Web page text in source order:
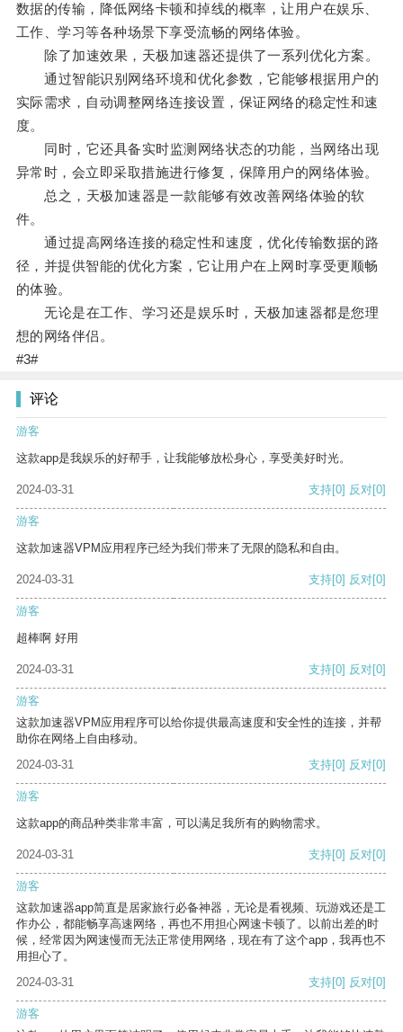
数据的传输，降低网络卡顿和掉线的概率，让用户在娱乐、
工作、学习等各种场景下享受流畅的网络体验。
除了加速效果，天极加速器还提供了一系列优化方案。
通过智能识别网络环境和优化参数，它能够根据用户的
实际需求，自动调整网络连接设置，保证网络的稳定性和速
度。
同时，它还具备实时监测网络状态的功能，当网络出现
异常时，会立即采取措施进行修复，保障用户的网络体验。
总之，天极加速器是一款能够有效改善网络体验的软
件。
通过提高网络连接的稳定性和速度，优化传输数据的路
径，并提供智能的优化方案，它让用户在上网时享受更顺畅
的体验。
无论是在工作、学习还是娱乐时，天极加速器都是您理
想的网络伴侣。
#3#
评论
游客
这款app是我娱乐的好帮手，让我能够放松身心，享受美好时光。
2024-03-31 支持[0] 反对[0]
游客
这款加速器VPM应用程序已经为我们带来了无限的隐私和自由。
2024-03-31 支持[0] 反对[0]
游客
超棒啊 好用
2024-03-31 支持[0] 反对[0]
游客
这款加速器VPM应用程序可以给你提供最高速度和安全性的连接，并帮
助你在网络上自由移动。
2024-03-31
支持[0] 反对[0]
游客
这款app的商品种类非常丰富，可以满足我所有的购物需求。
2024-03-31 支持[0] 反对[0]
游客
这款加速器app简直是居家旅行必备神器，无论是看视频、玩游戏还是工
作办公，都能畅享高速网络，再也不用担心网速卡顿了。以前出差的时
候，经常因为网速慢而无法正常使用网络，现在有了这个app，我再也不
用担心了。
2024-03-31
支持[0] 反对[0]
游客